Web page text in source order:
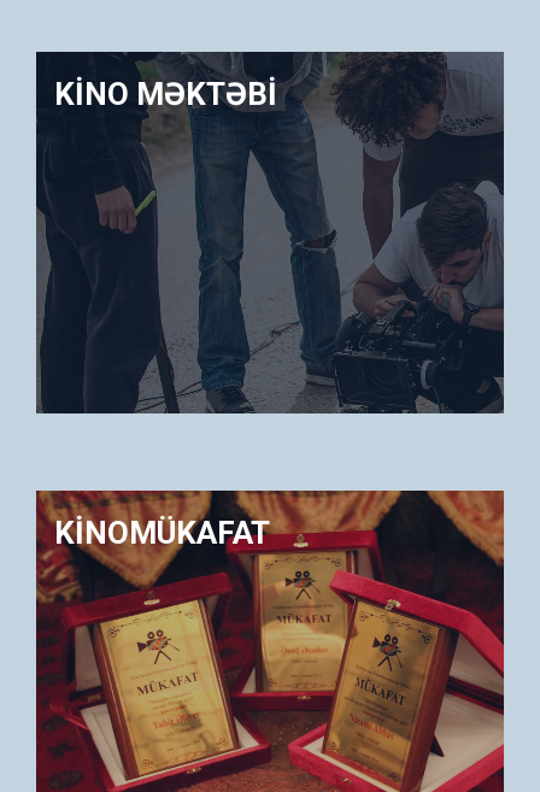
KİNO MƏKTƏBİ
KİNOMÜKAFAT